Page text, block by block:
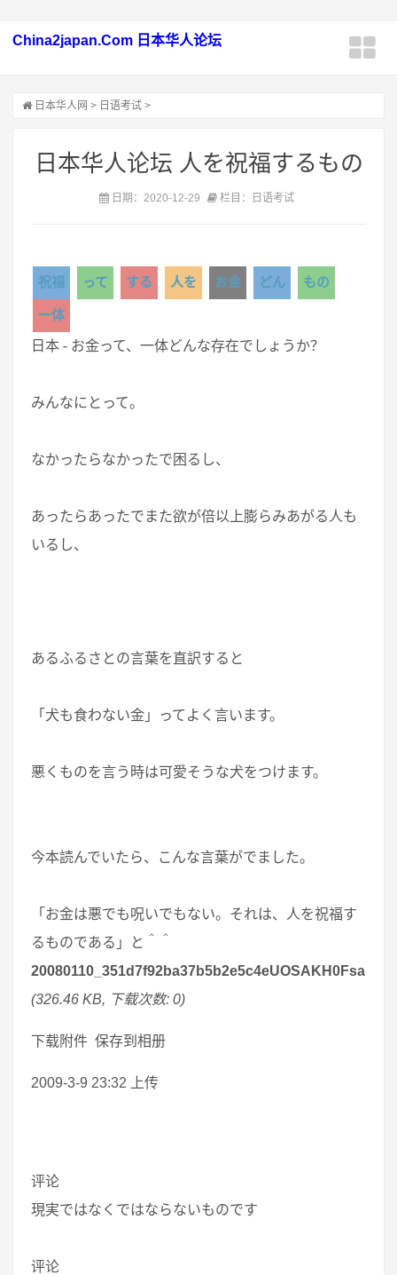
China2japan.Com 日本华人论坛
日本华人网 > 日语考试 >
日本华人论坛 人を祝福するもの
日期：2020-12-29 栏目：日语考试
祝福 って する 人を お金 どん もの
一体
日本 - お金って、一体どんな存在でしょうか？
みんなにとって。
なかったらなかったで困るし、
あったらあったでまた欲が倍以上膨らみあがる人も
いるし、
あるふるさとの言葉を直訳すると
「犬も食わない金」ってよく言います。
悪くものを言う時は可愛そうな犬をつけます。
今本読んでいたら、こんな言葉がでました。
「お金は悪でも呪いでもない。それは、人を祝福す
るものである」と＾＾
(326.46 KB, 下载次数: 0)
下载附件 保存到相册
2009-3-9 23:32 上传
评论
現実ではなくではならないものです
评论